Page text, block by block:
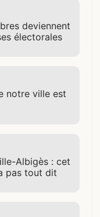
deviennent
électorales
notre ville est
Albigès : cet
pas tout dit